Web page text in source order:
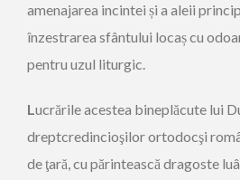
amenajarea incintei și a aleii
înzestrarea sfântului locaș cu
pentru uzul liturgic.
Lucrările acestea bineplăcute lui
dreptcredincioşilor ortodocşi
de ţară, cu părintească dragoste